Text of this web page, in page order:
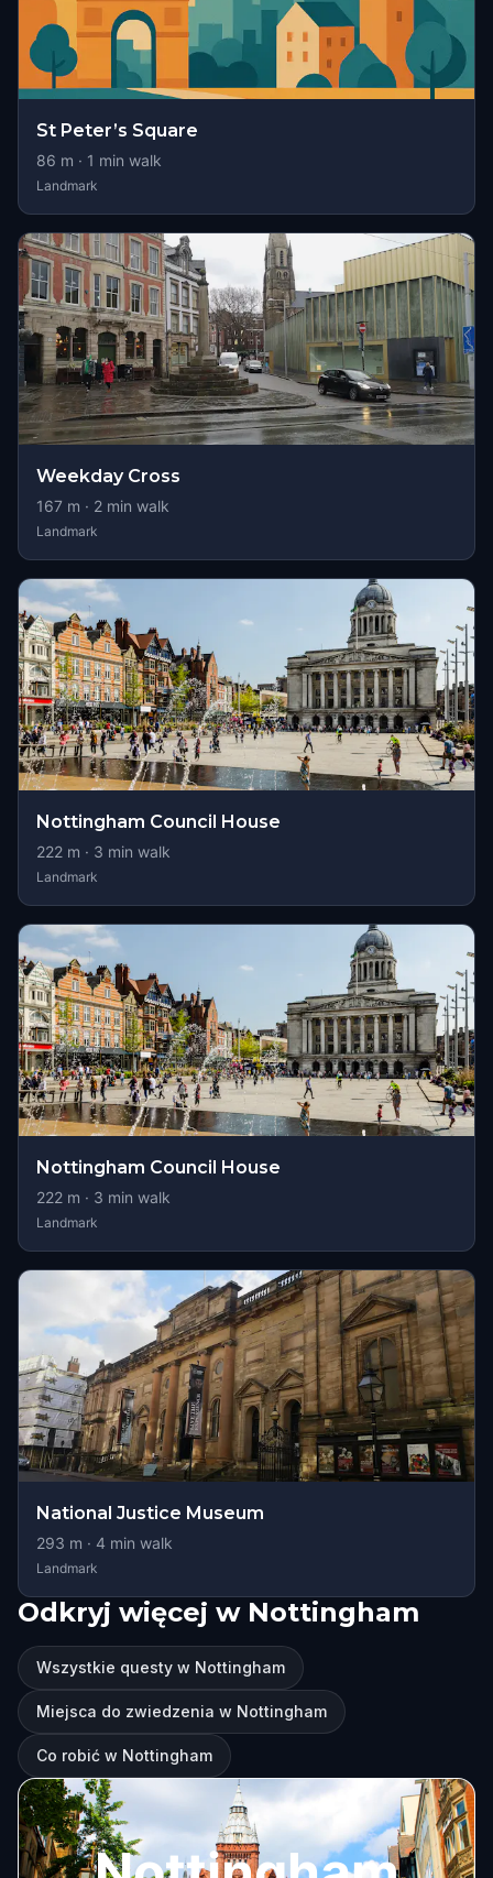
St Peter’s Square
86 m · 1 min walk
Landmark
Weekday Cross
167 m · 2 min walk
Landmark
Nottingham Council House
222 m · 3 min walk
Landmark
Nottingham Council House
222 m · 3 min walk
Landmark
National Justice Museum
293 m · 4 min walk
Landmark
Odkryj więcej w Nottingham
Wszystkie questy w Nottingham
Miejsca do zwiedzenia w Nottingham
Co robić w Nottingham